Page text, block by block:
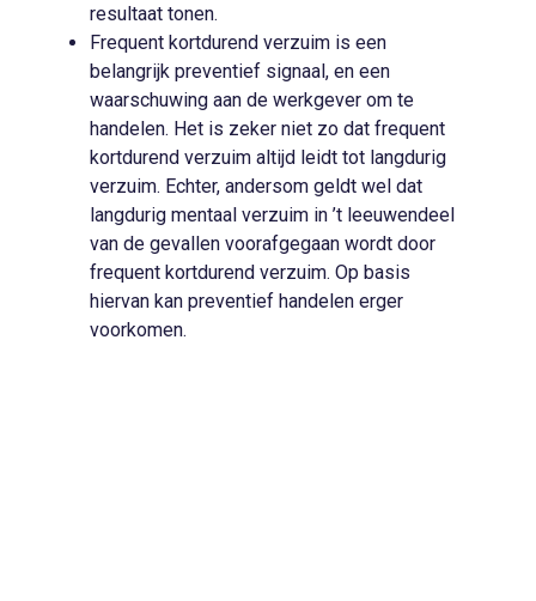
resultaat tonen.
Frequent kortdurend verzuim is een
belangrijk preventief signaal, en een
waarschuwing aan de werkgever om te
handelen. Het is zeker niet zo dat frequent
kortdurend verzuim altijd leidt tot langdurig
verzuim. Echter, andersom geldt wel dat
langdurig mentaal verzuim in ’t leeuwendeel
van de gevallen voorafgegaan wordt door
frequent kortdurend verzuim. Op basis
hiervan kan preventief handelen erger
voorkomen.